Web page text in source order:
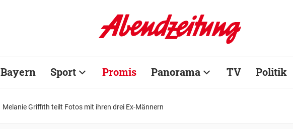
Bayern Sport Promis Panorama TV Politik
Melanie Griffith teilt Fotos mit ihren drei Ex-Männern